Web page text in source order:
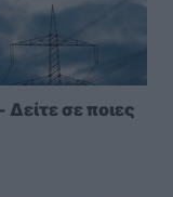
σε ποιες